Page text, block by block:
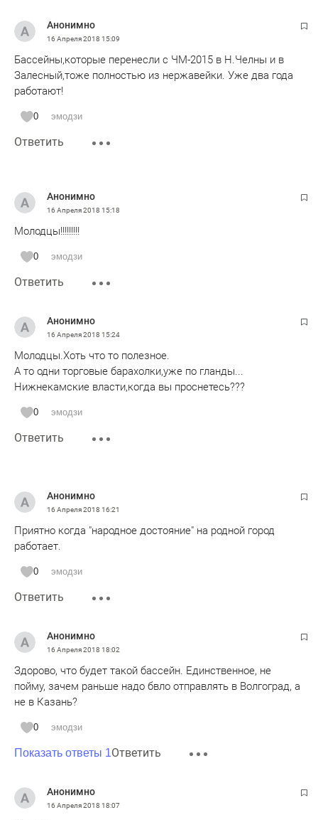
Анонимно
16 Апреля 2018 15:09
Бассейны,которые перенесли с ЧМ-2015 в Н.Челны и в
Залесный,тоже полностью из нержавейки. Уже два года
работают!
0 эмодзи
Ответить
Анонимно
16 Апреля 2018 15:18
Молодцы!!!!!!!!!
0 эмодзи
Ответить
Анонимно
16 Апреля 2018 15:24
Молодцы.Хоть что то полезное.
А то одни торговые барахолки,уже по гланды...
Нижнекамские власти,когда вы проснетесь???
0 эмодзи
Ответить
Анонимно
16 Апреля 2018 16:21
Приятно когда "народное достояние" на родной город
работает.
0 эмодзи
Ответить
Анонимно
16 Апреля 2018 18:02
Здорово, что будет такой бассейн. Единственное, не
пойму, зачем раньше надо бвло отправлять в Волгоград, а
не в Казань?
0 эмодзи
Показать ответы 1Ответить
Анонимно
16 Апреля 2018 18:07